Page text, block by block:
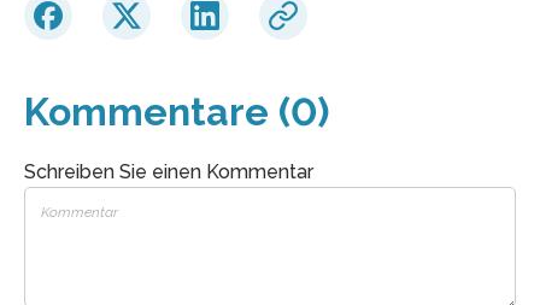
Kommentare (0)
Schreiben Sie einen Kommentar